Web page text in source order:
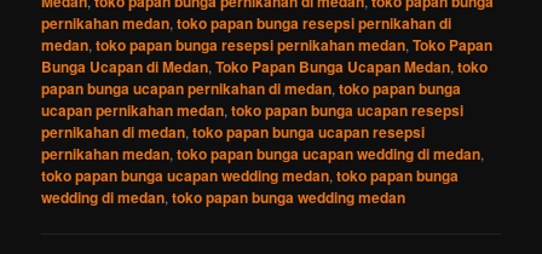
pernikahan medan,toko papan bunga resepsi pernikahan di
medan,toko papan bunga resepsi pernikahan medan,Toko Papan
Bunga Ucapan di Medan,Toko Papan Bunga Ucapan Medan,toko
papan bunga ucapan pernikahan di medan,toko papan bunga
ucapan pernikahan medan,toko papan bunga ucapan resepsi
pernikahan di medan,toko papan bunga ucapan resepsi
pernikahan medan,toko papan bunga ucapan wedding di medan,
toko papan bunga ucapan wedding medan,toko papan bunga
wedding di medan,toko papan bunga wedding medan